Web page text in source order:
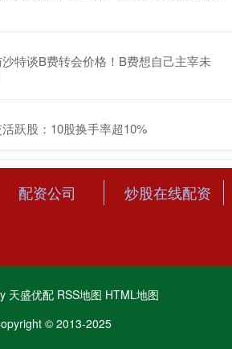
特谈B费转会价格！B费想自己主宰未
跃股：10股换手率超10%
配资公司 炒股在线配资
天盛优配 RSS地图 HTML地图
© 2013-2025